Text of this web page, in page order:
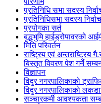
प्रतिनिधि सभा सदस्य
प्रतिनिधिसभा सदस्य
प्रयोगका सर्त
बुद्धभुमि हाईड्रोपावरको
मिति परिवर्तन
राष्ट्रिय एवं
बिस्तृत विवरण पेश गर्ने
विज्ञापन
विदुर नगरपालिकाको
विदुर नगरपालिकाको
सञ्चारकर्मी आवश्यकता